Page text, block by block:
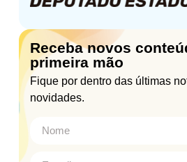
Receba novos
primeira mão
Fique por dentro das últimas
novidades.